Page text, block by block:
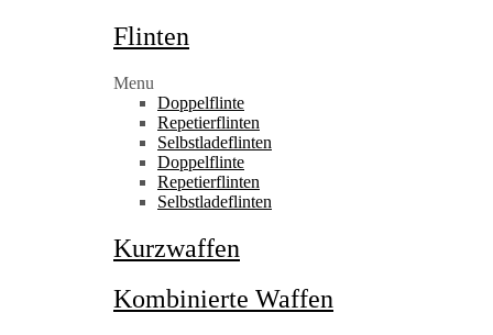
Flinten
Menu
Doppelflinte
Repetierflinten
Selbstladeflinten
Doppelflinte
Repetierflinten
Selbstladeflinten
Kurzwaffen
Kombinierte Waffen